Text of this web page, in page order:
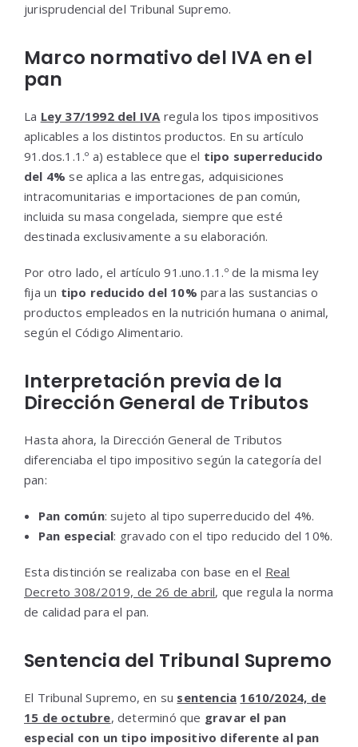
jurisprudencial del Tribunal Supremo.
Marco normativo del IVA en el
pan
La Ley 37/1992 del IVAregula los tipos impositivos
aplicables a los distintos productos. En su artículo
91.dos.1.1.º a) establece que el tipo superreducido
del 4% se aplica a las entregas, adquisiciones
intracomunitarias e importaciones de pan común,
incluida su masa congelada, siempre que esté
destinada exclusivamente a su elaboración.
Por otro lado, el artículo 91.uno.1.1.º de la misma ley
fija un tipo reducido del 10% para las sustancias o
productos empleados en la nutrición humana o animal,
según el Código Alimentario.
Interpretación previa de la
Dirección General de Tributos
Hasta ahora, la Dirección General de Tributos
diferenciaba el tipo impositivo según la categoría del
pan:
Pan común: sujeto al tipo superreducido del 4%.
Pan especial: gravado con el tipo reducido del 10%.
Esta distinción se realizaba con base en el Real
Decreto 308/2019, de 26 de abril, que regula la norma
de calidad para el pan.
Sentencia del Tribunal Supremo
El Tribunal Supremo, en su sentencia 1610/2024, de
15 de octubre, determinó que gravar el pan
especial con un tipo impositivo diferente al pan